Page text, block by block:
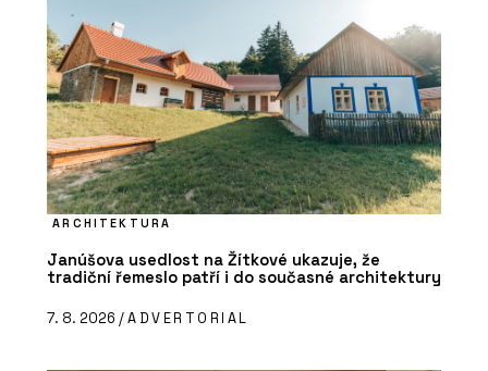
ARCHITEKTURA
Janúšova usedlost na Žítkové ukazuje, že
tradiční řemeslo patří i do současné architektury
7. 8. 2026 /ADVERTORIAL